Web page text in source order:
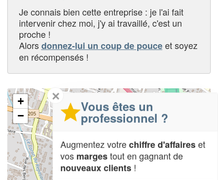
Je connais bien cette entreprise : je l'ai fait
intervenir chez moi, j'y ai travaillé, c'est un
proche !
Alorsdonnez-lui un coup de pouceet soyez
en récompensés !
+
−
✕
Vous êtes un
professionnel ?
Augmentez votrechiffre d'affaireset
vos margestout en gagnant de
nouveaux clients !